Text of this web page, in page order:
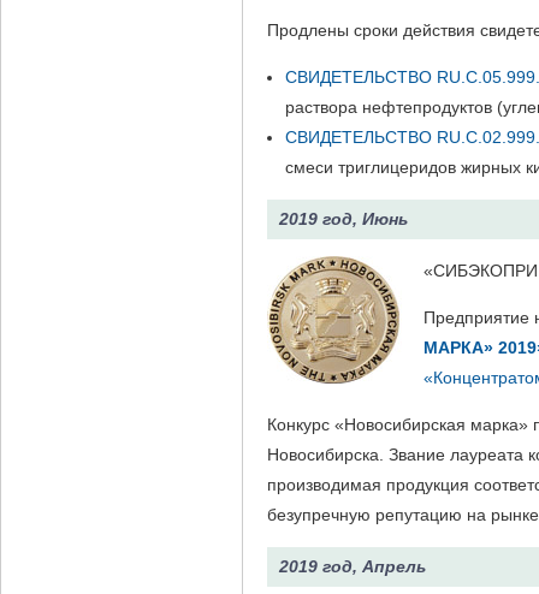
Продлены сроки действия
СВИДЕТЕЛЬСТВО
раствора нефтепродуктов
СВИДЕТЕЛЬСТВО
смеси триглицеридов жирных
2019 год, Июнь
Предприятие
МАРКА»
Конкурс «Новосибирская марка»
Новосибирска. Звание лауреата
производимая продукция
безупречную репутацию на
2019 год, Апрель